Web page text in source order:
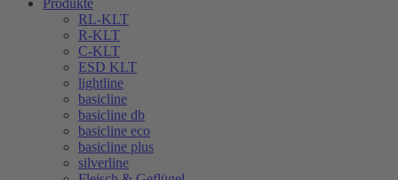
Produkte
RL-KLT
R-KLT
C-KLT
ESD KLT
lightline
basicline
basicline db
basicline eco
basicline plus
silverline